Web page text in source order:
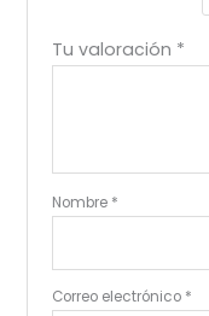
Tu valoración *
Nombre *
Correo electrónico *